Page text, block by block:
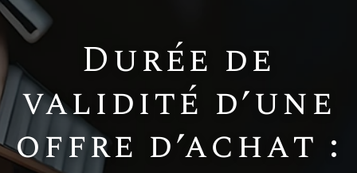
Durée de
validité d’une
offre d’achat :